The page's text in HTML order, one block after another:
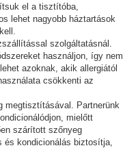
el a tisztítóba,
lehet nagyobb háztartások
szolgáltatásnál.
használjon, így nem
azoknak, akik allergiától
csökkenti az
megtisztításával. Partnerünk
mielőtt
szárított szőnyeg
és kondicionálás biztosítja,